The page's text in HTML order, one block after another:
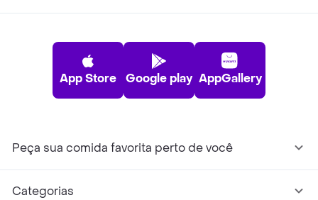
App Store Google play AppGallery
Peça sua comida favorita perto de você
Categorias